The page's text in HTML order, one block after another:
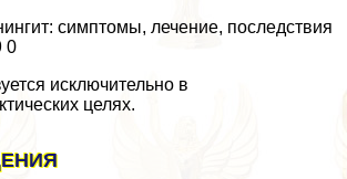
симптомы, лечение, последствия
0
исключительно в
целях.